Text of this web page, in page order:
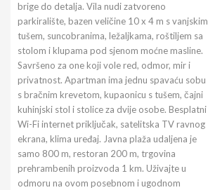
brige do detalja. Vila nudi zatvoreno
parkiralište, bazen veličine 10 x 4 m s vanjskim
tušem, suncobranima, ležaljkama, roštiljem sa
stolom i klupama pod sjenom moćne masline.
Savršeno za one koji vole red, odmor, mir i
privatnost. Apartman ima jednu spavaću sobu
s bračnim krevetom, kupaonicu s tušem, čajni
kuhinjski stol i stolice za dvije osobe. Besplatni
Wi-Fi internet priključak, satelitska TV ravnog
ekrana, klima uređaj. Javna plaža udaljena je
samo 800 m, restoran 200 m, trgovina
prehrambenih proizvoda 1 km. Uživajte u
odmoru na ovom posebnom i ugodnom